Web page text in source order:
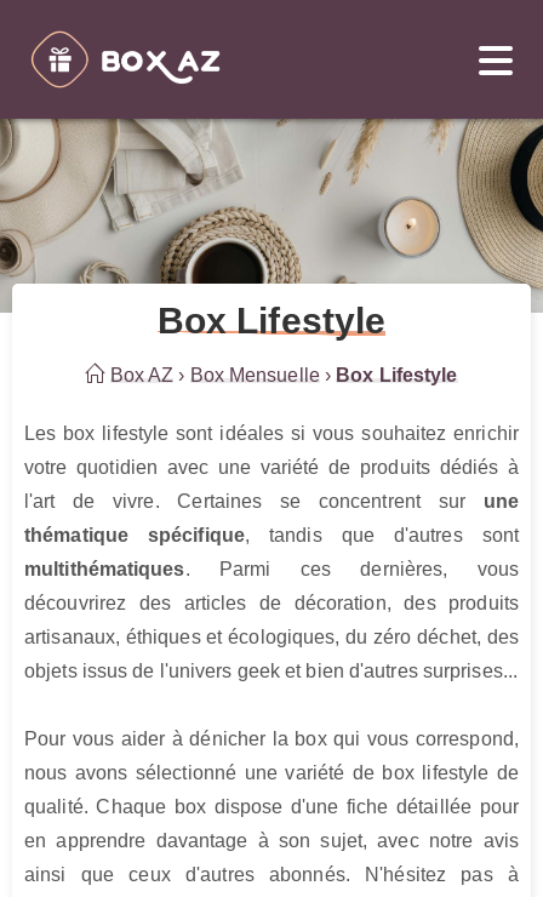
Box Lifestyle
Box AZ › Box Mensuelle› Box Lifestyle
Les box lifestyle sont idéales si vous souhaitez enrichir
votre quotidien avec une variété de produits dédiés à
l'art de vivre. Certaines se concentrent sur une
thématique spécifique
, tandis que d'autres sont
multithématiques. Parmi ces dernières, vous
découvrirez des articles de décoration, des produits
artisanaux, éthiques et écologiques, du zéro déchet, des
objets issus de l'univers geek et bien d'autres surprises...
Pour vous aider à dénicher la box qui vous correspond,
nous avons sélectionné une variété de box lifestyle de
qualité. Chaque box dispose d'une fiche détaillée pour
en apprendre davantage à son sujet, avec notre avis
ainsi que ceux d'autres abonnés. N'hésitez pas à